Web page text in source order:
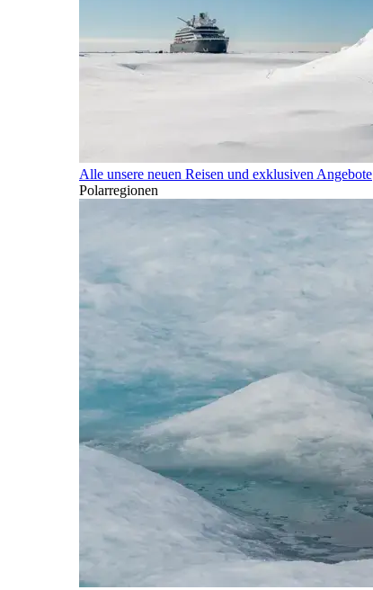
Alle unsere neuen Reisen und exklusiven Angebote
Polarregionen